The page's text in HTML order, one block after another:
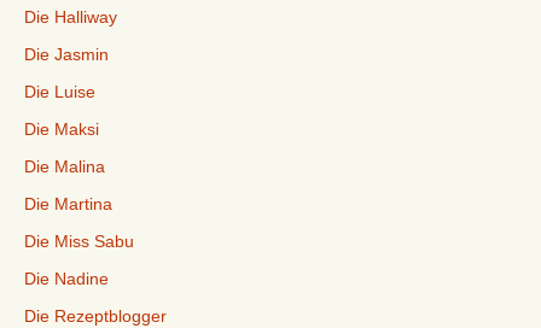
Die Halliway
Die Jasmin
Die Luise
Die Maksi
Die Malina
Die Martina
Die Miss Sabu
Die Nadine
Die Rezeptblogger